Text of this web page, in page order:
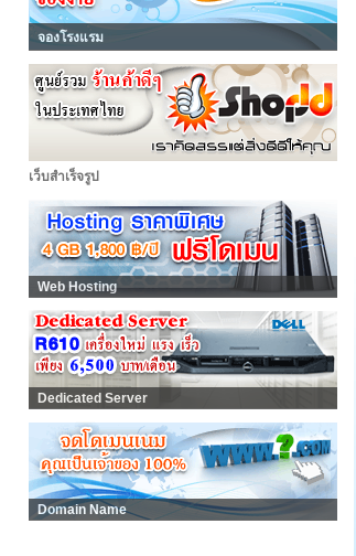
จองโรงแรม
เว็บสำเร็จรูป
Web Hosting
Dedicated Server
Domain Name